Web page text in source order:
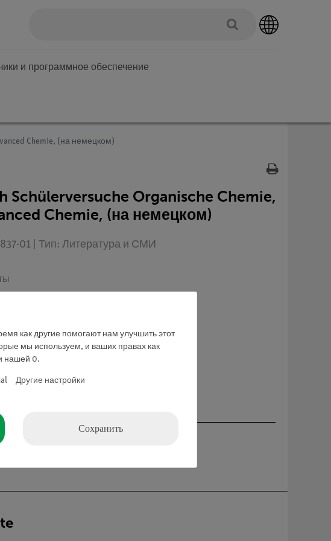
и программное обеспечение
Chemie, (на немецком)
Schülerversuche Organische Chemie,
Chemie, (на немецком)
01 | Тип: Литература и СМИ
предложение
как другие помогают нам улучшить этот
мы используем, и ваших правах как
нашей 0.
Другие настройки
Сохранить